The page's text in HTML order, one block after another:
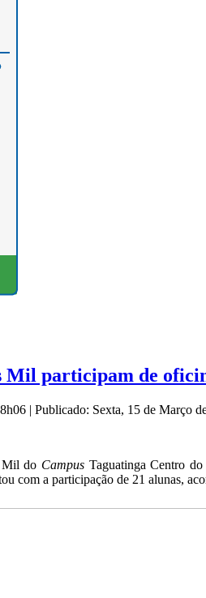
participam de
| Publicado: Sexta, 15 de Março
Mil do Campus Taguatinga Centro
com a participação de 21 alunas,